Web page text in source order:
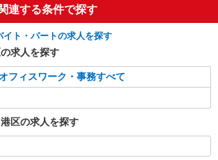
連する条件で探す
ト・パートの求人を探す
求人を探す
フィスワーク・事務すべて
区の求人を探す